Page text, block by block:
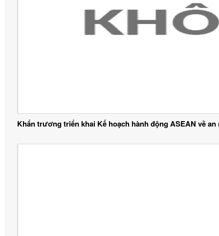
Khẩn trương triển khai Kế hoạch hành động ASEAN về